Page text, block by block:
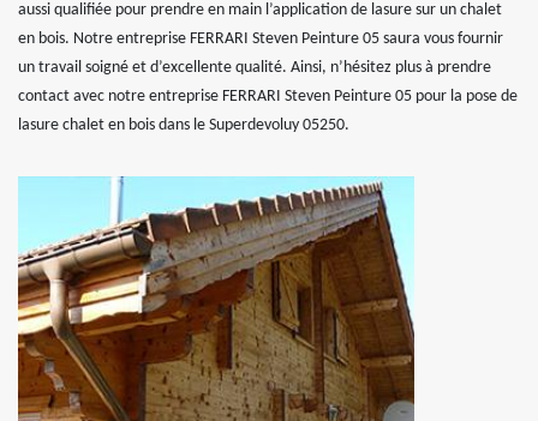
aussi qualifiée pour prendre en main l’application de lasure sur un chalet
en bois. Notre entreprise FERRARI Steven Peinture 05 saura vous fournir
un travail soigné et d’excellente qualité. Ainsi, n’hésitez plus à prendre
contact avec notre entreprise FERRARI Steven Peinture 05 pour la pose de
lasure chalet en bois dans le Superdevoluy 05250.